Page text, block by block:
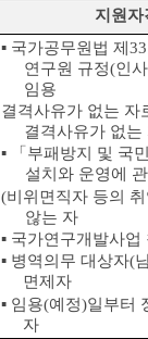
지원자
▪ 국가공무원법 제33
연구원 규정(인
임용
결격사유가 없는 자
결격사유가 없는
▪ 「 부패방지 및 국
설치와 운영에
(비위면직자 등의
않는 자
▪ 국가연구개발사업
▪ 병역의무 대상자(
면제자
▪ 임용(예정)일부터
자